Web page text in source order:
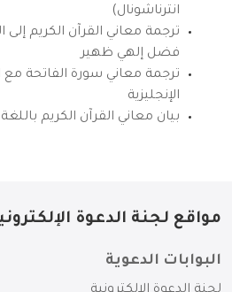
انترناشونال)
ترجمة معاني القرآن الكريم إلى
فضل إلهي ظهير
ترجمة معاني سورة الفاتحة مع
الإنجليزية
بيان معاني القرآن الكريم باللغة
مواقع لجنة الدعوة
البوابات الدعوية